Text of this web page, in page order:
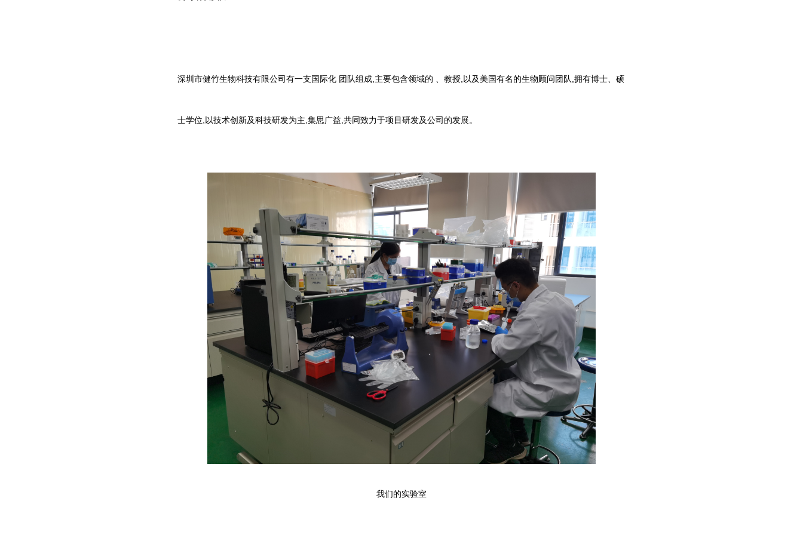
深圳市健竹生物科技有限公司有一支国际化 团队组成,主要包含领域的 、教授,以及美国有名的生物顾问团队,拥有博士、硕
士学位,以技术创新及科技研发为主,集思广益,共同致力于项目研发及公司的发展。
我们的实验室